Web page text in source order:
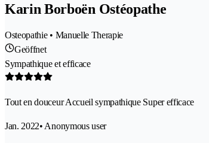
Karin Borboën Ostéopathe
Osteopathie • Manuelle Therapie
Geöffnet
Sympathique et efficace
Tout en douceur Accueil sympathique Super efficace
Jan. 2022• Anonymous user